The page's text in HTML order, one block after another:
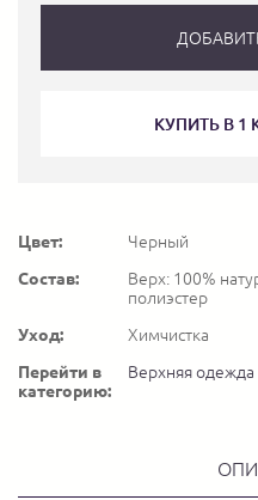
КУПИТЬ В 1
Цвет:
Черный
Состав:
Верх: 100%
полиэстер
Уход:
Химчистка
Перейти в
категорию:
Верхняя одежда